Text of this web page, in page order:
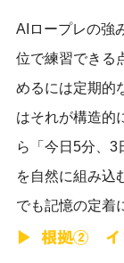
AIロープレの強
位で練習できる
めるには定期的
はそれが構造的
ら「今日5分、3
を自然に組み込
でも記憶の定着
根拠② イ